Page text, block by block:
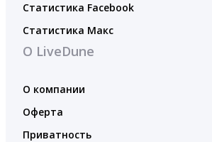
Статистика Facebook
Статистика Макс
О LiveDune
О компании
Оферта
Приватность